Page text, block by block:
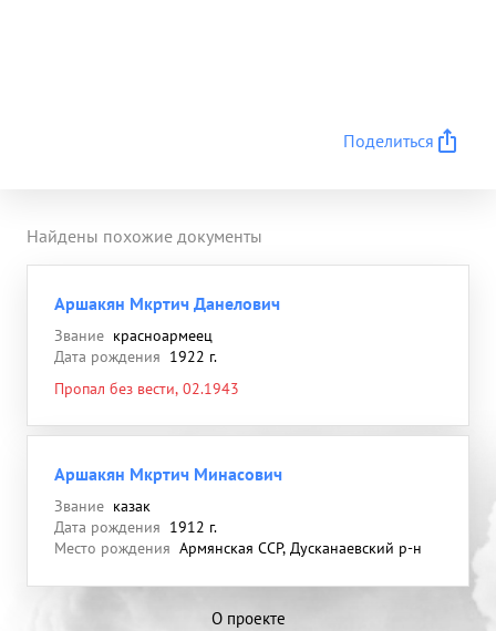
Поделиться
Найдены похожие документы
Аршакян Мкртич Данелович
Звание красноармеец
Дата рождения 1922 г.
Пропал без вести, 02.1943
Аршакян Мкртич Минасович
Звание казак
Дата рождения 1912 г.
Место рождения Армянская ССР, Дусканаевский р-н
О проекте